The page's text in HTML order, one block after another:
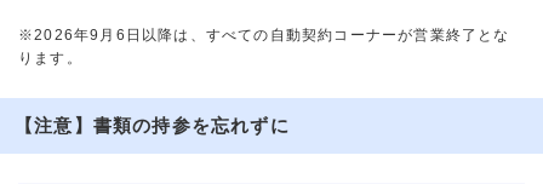
※2026年9月6日以降は、すべての自動契約コーナーが営業終了とな
ります。
【注意】書類の持参を忘れずに